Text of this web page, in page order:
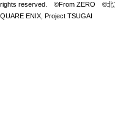
rights reserved. ©From ZERO
ENIX, Project TSUGAI